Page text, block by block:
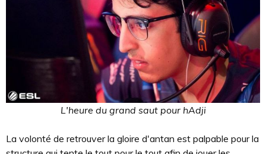
L'heure du grand saut pour hAdji
La volonté de retrouver la gloire d'antan est palpable pour la